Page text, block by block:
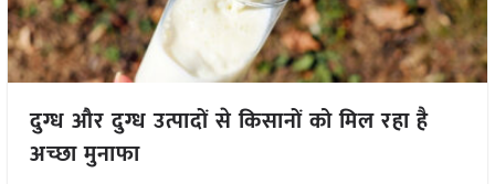
दुग्ध और दुग्ध उत्पादों से किसानों को मिल रहा है
अच्छा मुनाफा